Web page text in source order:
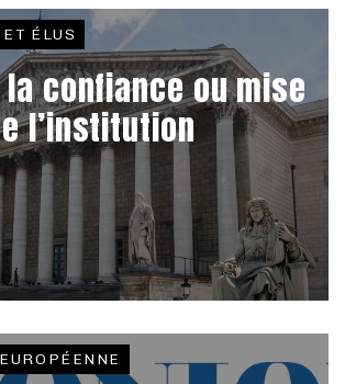
ÉLUS
la confiance ou mise
l’institution